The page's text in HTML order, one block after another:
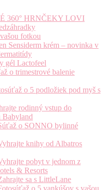
360° HRNČEKY LOVI
fotkou
Sensiderm krém – novinka v
gél Lactofeel
o trimestrové balenie
o 5 podložiek pod myš s
rodinný vstup do
Babyland
o SONNO bylinné
knihy od Albatros
pobyt v jednom z
& Resorts
sa s LittleLane
o 5 vankúšov s vašou